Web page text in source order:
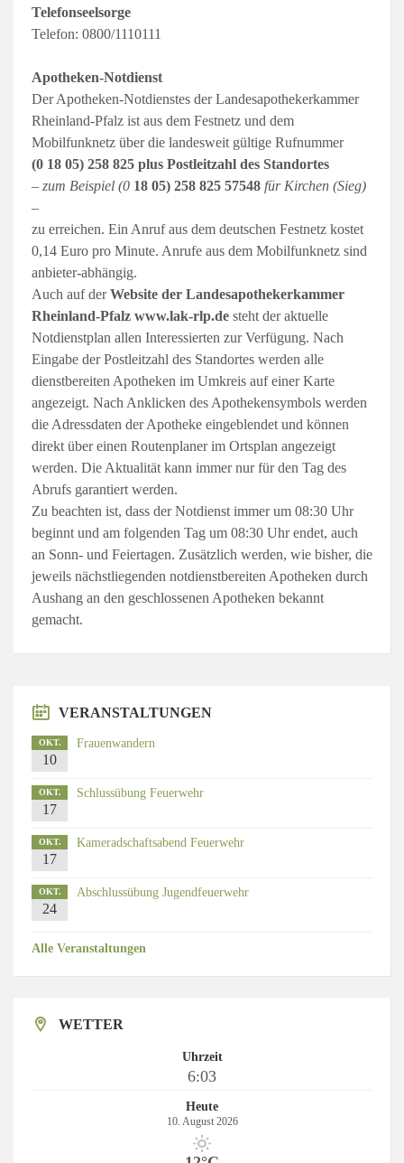
Telefonseelsorge
Telefon: 0800/1110111
Apotheken-Notdienst
Der Apotheken-Notdienstes der Landesapothekerkammer
Rheinland-Pfalz ist aus dem Festnetz und dem
Mobilfunknetz über die landesweit gültige Rufnummer
(0 18 05) 258 825 plus Postleitzahl des Standortes
– zum Beispiel (0 18 05) 258 825 57548 für Kirchen (Sieg)
–
zu erreichen. Ein Anruf aus dem deutschen Festnetz kostet
0,14 Euro pro Minute. Anrufe aus dem Mobilfunknetz sind
anbieter-abhängig.
Auch auf derWebsite der Landesapothekerkammer
Rheinland-Pfalz www.lak-rlp.de steht der aktuelle
Notdienstplan allen Interessierten zur Verfügung. Nach
Eingabe der Postleitzahl des Standortes werden alle
dienstbereiten Apotheken im Umkreis auf einer Karte
angezeigt. Nach Anklicken des Apothekensymbols werden
die Adressdaten der Apotheke eingeblendet und können
direkt über einen Routenplaner im Ortsplan angezeigt
werden. Die Aktualität kann immer nur für den Tag des
Abrufs garantiert werden.
Zu beachten ist, dass der Notdienst immer um 08:30 Uhr
beginnt und am folgenden Tag um 08:30 Uhr endet, auch
an Sonn- und Feiertagen. Zusätzlich werden, wie bisher, die
jeweils nächstliegenden notdienstbereiten Apotheken durch
Aushang an den geschlossenen Apotheken bekannt
gemacht.
VERANSTALTUNGEN
OKT.
10
Frauenwandern
OKT.
17
Schlussübung Feuerwehr
OKT.
17
Kameradschaftsabend Feuerwehr
OKT.
24
Abschlussübung Jugendfeuerwehr
Alle Veranstaltungen
WETTER
Uhrzeit
6:03
Heute
10. August 2026